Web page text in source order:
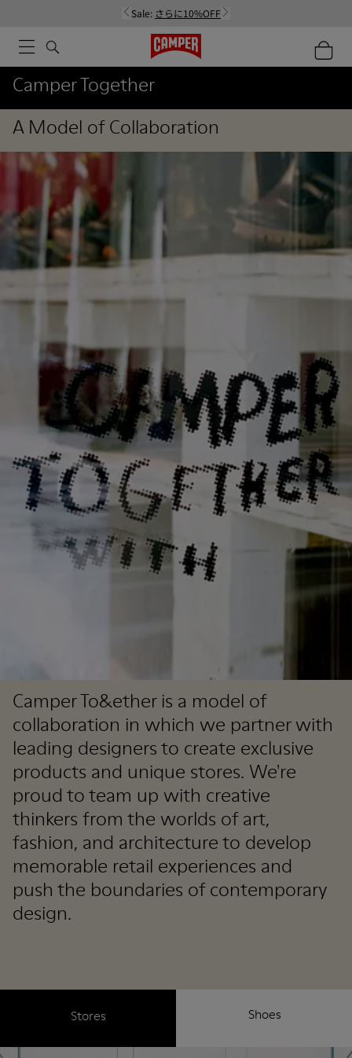
Sale: さらに10%OFF
Camper Together
A Model of Collaboration
Stores Shoes
Camper To&ether is a model of
collaboration in which we partner with
leading designers to create exclusive
products and unique stores. We're
proud to team up with creative
thinkers from the worlds of art,
fashion, and architecture to develop
memorable retail experiences and
push the boundaries of contemporary
design.
Stores Shoes